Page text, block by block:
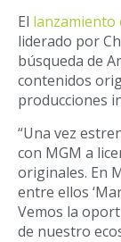
El lanzamiento
liderado por
búsqueda de
contenidos
producciones
“Una vez
con MGM a
originales. En
entre ellos
Vemos la
de nuestro